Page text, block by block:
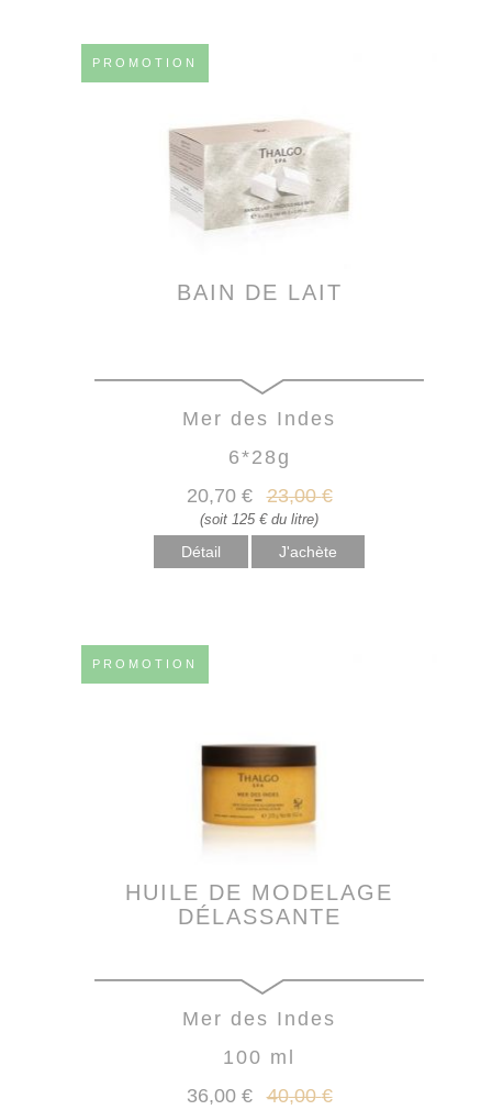
PROMOTION
BAIN DE LAIT
Mer des Indes
6*28g
20,70 € 23,00 €
(soit 125 € du litre)
Détail
PROMOTION
HUILE DE MODELAGE
DÉLASSANTE
Mer des Indes
100 ml
36,00 € 40,00 €